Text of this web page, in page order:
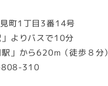
町1丁目3番14号
よりバスで10分
」から620m（徒歩８分）
808-310